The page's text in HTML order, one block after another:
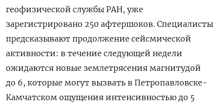
геофизической службы РАН, уже
зарегистрировано 250 афтершоков. Специалисты
предсказывают продолжение сейсмической
активности: в течение следующей недели
ожидаются новые землетрясения магнитудой
до 6, которые могут вызвать в Петропавловске-
Камчатском ощущения интенсивностью до 5